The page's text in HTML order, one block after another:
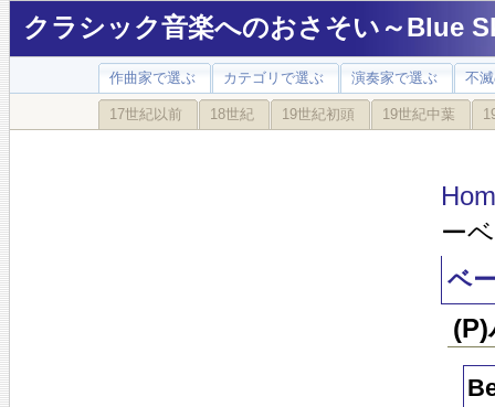
クラシック音楽へのおさそい～Blue
作曲家で選ぶ カテゴリで選ぶ 演奏家で選ぶ 不
17世紀以前 18世紀 19世紀初頭 19世紀中葉
ー
ベ